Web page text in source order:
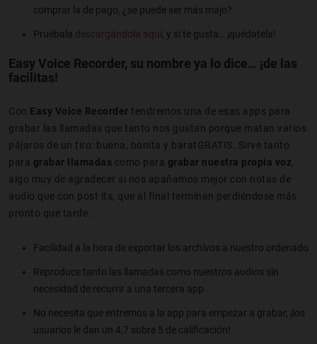
comprar la de pago, ¿se puede ser más majo?
Pruébala descargándola aquí , y si te gusta… ¡quédatela!
Easy Voice Recorder, su nombre ya lo dice… ¡de las
facilitas!
Con Easy Voice Recorder tendremos una de esas apps para
grabar las llamadas que tanto nos gustan porque matan varios
pájaros de un tiro: buena, bonita y baratGRATIS. Sirve tanto
para grabar llamadas como para grabar nuestra propia voz
algo muy de agradecer si nos apañamos mejor con notas de
audio que con post its, que al final terminan perdiéndose más
pronto que tarde.
Facilidad a la hora de exportar los archivos a nuestro ordenado
Reproduce tanto las llamadas como nuestros audios sin
necesidad de recurrir a una tercera app
No necesita que entremos a la app para empezar a grabar, ¡los
usuarios le dan un 4,7 sobre 5 de calificación!